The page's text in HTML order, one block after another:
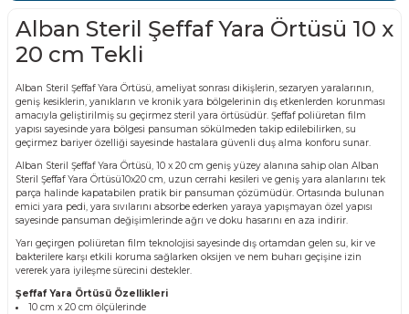
Alban Steril Şeffaf Yara Örtüsü 10 x
20 cm Tekli
Alban Steril Şeffaf Yara Örtüsü, ameliyat sonrası dikişlerin, sezaryen yaralarının,
geniş kesiklerin, yanıkların ve kronik yara bölgelerinin dış etkenlerden korunması
amacıyla geliştirilmiş su geçirmez steril yara örtüsüdür. Şeffaf poliüretan film
yapısı sayesinde yara bölgesi pansuman sökülmeden takip edilebilirken, su
geçirmez bariyer özelliği sayesinde hastalara güvenli duş alma konforu sunar.
Alban Steril Şeffaf Yara Örtüsü, 10 x 20 cm geniş yüzey alanına sahip olan Alban
Steril Şeffaf Yara Örtüsü10x20 cm, uzun cerrahi kesileri ve geniş yara alanlarını tek
parça halinde kapatabilen pratik bir pansuman çözümüdür. Ortasında bulunan
emici yara pedi, yara sıvılarını absorbe ederken yaraya yapışmayan özel yapısı
sayesinde pansuman değişimlerinde ağrı ve doku hasarını en aza indirir.
Yarı geçirgen poliüretan film teknolojisi sayesinde dış ortamdan gelen su, kir ve
bakterilere karşı etkili koruma sağlarken oksijen ve nem buharı geçişine izin
vererek yara iyileşme sürecini destekler.
Şeffaf Yara Örtüsü Özellikleri
10 cm x 20 cm ölçülerinde